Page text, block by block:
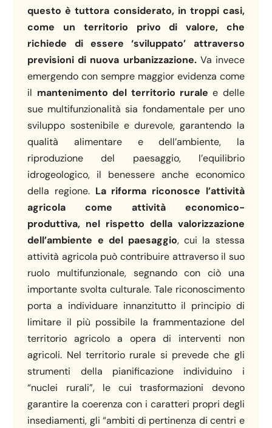
questo è tuttora considerato, in troppi casi,
come un territorio privo di valore, che
richiede di essere ‘sviluppato’ attraverso
previsioni di nuova urbanizzazione.Va invece
emergendo con sempre maggior evidenza come
il mantenimento del territorio rurale e delle
sue multifunzionalità sia fondamentale per uno
sviluppo sostenibile e durevole, garantendo la
qualità alimentare e dell’ambiente, la
riproduzione del paesaggio, l’equilibrio
idrogeologico, il benessere anche economico
della regione. La riforma riconosce l’attività
agricola come attività economico-
produttiva, nel rispetto della valorizzazione
dell’ambiente e del paesaggio, cui la stessa
attività agricola può contribuire attraverso il suo
ruolo multifunzionale, segnando con ciò una
importante svolta culturale. Tale riconoscimento
porta a individuare innanzitutto il principio di
limitare il più possibile la frammentazione del
territorio agricolo a opera di interventi non
agricoli. Nel territorio rurale si prevede che gli
strumenti della pianificazione individuino i
“nuclei rurali”, le cui trasformazioni devono
garantire la coerenza con i caratteri propri degli
insediamenti, gli “ambiti di pertinenza di centri e